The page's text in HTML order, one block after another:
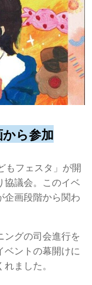
ら参加
もフェスタ」が開
協議会。このイベ
企画段階から関わ
ングの司会進行を
ベントの幕開けに
ました。